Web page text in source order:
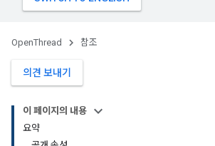
OpenThread 참조
의견 보내기
이 페이지의 내용
요약